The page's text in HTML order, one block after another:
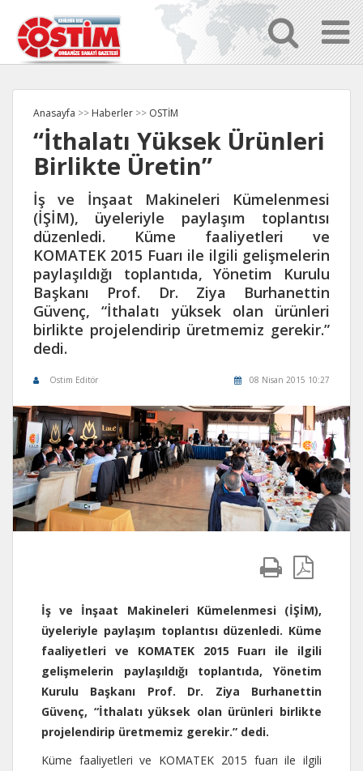
Anasayfa >> Haberler >> OSTİM
“İthalatı Yüksek Ürünleri
Birlikte Üretin”
İş ve İnşaat Makineleri Kümelenmesi
(İŞİM), üyeleriyle paylaşım toplantısı
düzenledi. Küme faaliyetleri ve
KOMATEK 2015 Fuarı ile ilgili gelişmelerin
paylaşıldığı toplantıda, Yönetim Kurulu
Başkanı Prof. Dr. Ziya Burhanettin
Güvenç, “İthalatı yüksek olan ürünleri
birlikte projelendirip üretmemiz gerekir.”
dedi.
Ostim Editör 08 Nisan 2015 10:27
İş ve İnşaat Makineleri Kümelenmesi (İŞİM),
üyeleriyle paylaşım toplantısı düzenledi. Küme
faaliyetleri ve KOMATEK 2015 Fuarı ile ilgili
gelişmelerin paylaşıldığı toplantıda, Yönetim
Kurulu Başkanı Prof. Dr. Ziya Burhanettin
Güvenç, “İthalatı yüksek olan ürünleri birlikte
projelendirip üretmemiz gerekir.” dedi.
Küme faaliyetleri ve KOMATEK 2015 fuarı ile ilgili